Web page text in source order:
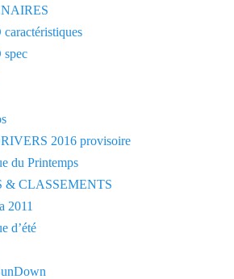
spec
2016 provisoire
du Printemps
& CLASSEMENTS
2011
d’été